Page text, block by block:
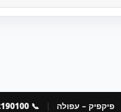
פיקפיק – עפולה 📞 050-2190100